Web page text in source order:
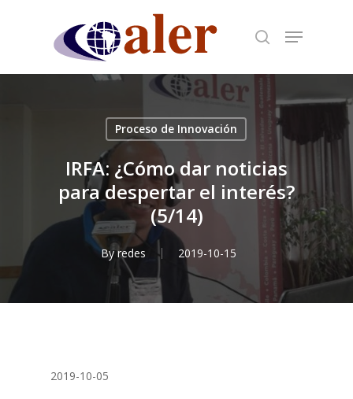
content
Proceso de Innovación
IRFA: ¿Cómo dar noticias
para despertar el interés?
(5/14)
By redes 2019-10-15
2019-10-05